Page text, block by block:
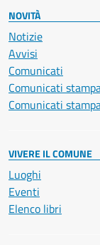
NOVITÀ
Notizie
Avvisi
Comunicati
Comunicati
Comunicati
VIVERE IL COMUNE
Luoghi
Eventi
Elenco libri